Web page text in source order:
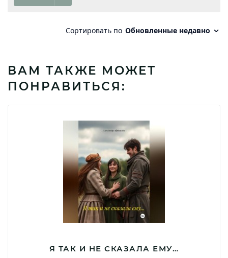
ВАМ ТАКЖЕ МОЖЕТ
ПОНРАВИТЬСЯ:
Я ТАК И НЕ СКАЗАЛА ЕМУ…